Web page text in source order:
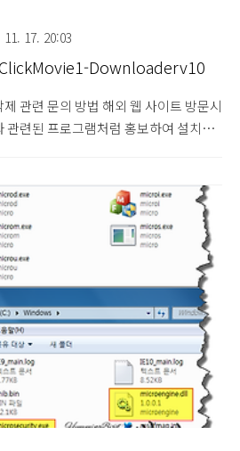
11. 17. 20:03
Downloaderv10
관련 문의 방법 해외 웹 사이트 방문시
관련된 프로그램처럼 홍보하여 설치를
V1.4 설치 주의 (2014.6.21) 해외 광고
(2014.10.28) 해당 광고 프로
HDPlus-V1.9, TotalPlusHD-
등의 다양한 변종 프로그램이
랍니다. ■ ClickMovie1-
정..